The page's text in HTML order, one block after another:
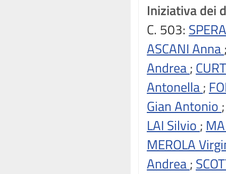
Iniziativa dei
C. 503:
ASCANI Anna
Andrea;
Antonella;
Gian Antonio
LAI Silvio ;
MEROLA
Andrea;